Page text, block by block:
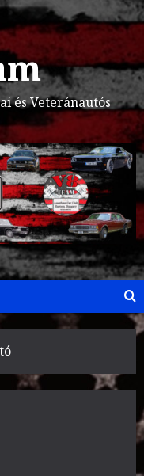
és Veteránautós